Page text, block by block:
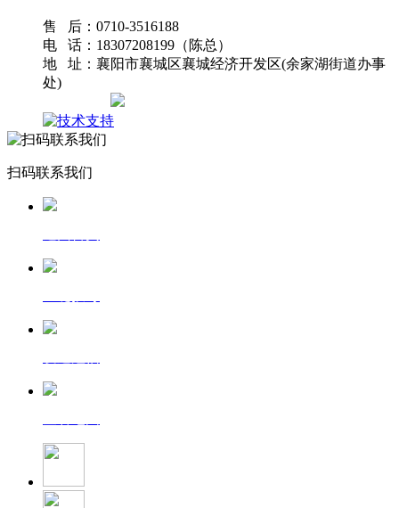
售 后：0710-3516188
电 话：18307208199（陈总）
地 址：襄阳市襄城区襄城经济开发区(余家湖街道办事
处)
扫码联系我们